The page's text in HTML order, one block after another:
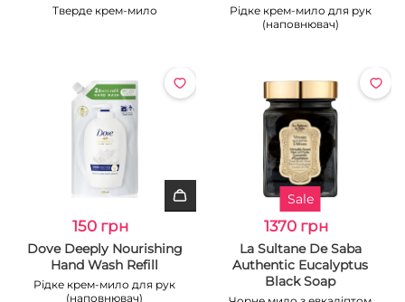
Тверде крем-мило
Рідке крем-мило для рук
(наповнювач)
150 грн
Dove Deeply Nourishing
Hand Wash Refill
Рідке крем-мило для рук
(наповнювач)
Sale
1370 грн
La Sultane De Saba
Authentic Eucalyptus
Black Soap